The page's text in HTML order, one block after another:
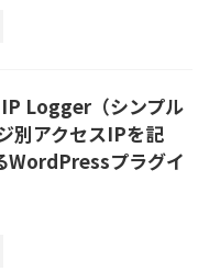
IP Logger（シンプル
別アクセスIPを記
WordPressプラグイ